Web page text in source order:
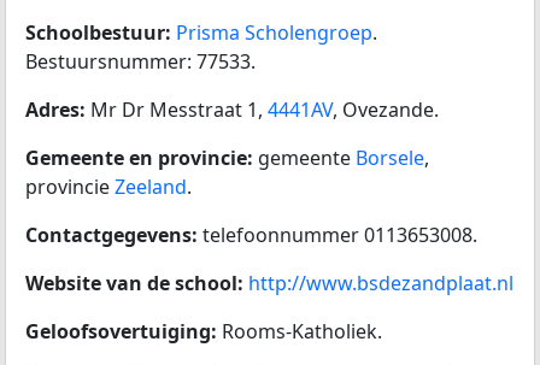
Schoolbestuur: Prisma Scholengroep.
Bestuursnummer: 77533.
Adres: Mr Dr Messtraat 1, 4441AV, Ovezande.
Gemeente en provincie: gemeente Borsele,
provincieZeeland.
Contactgegevens: telefoonnummer 0113653008.
Website van de school: http://www.bsdezandplaat.nl
Geloofsovertuiging: Rooms-Katholiek.